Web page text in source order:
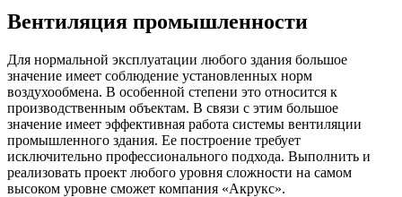
Вентиляция промышленности
Для нормальной эксплуатации любого здания большое
значение имеет соблюдение установленных норм
воздухообмена. В особенной степени это относится к
производственным объектам. В связи с этим большое
значение имеет эффективная работа системы вентиляции
промышленного здания. Ее построение требует
исключительно профессионального подхода. Выполнить и
реализовать проект любого уровня сложности на самом
высоком уровне сможет компания «Акрукс».